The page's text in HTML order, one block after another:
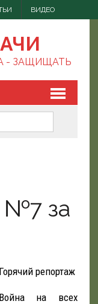
ВИДЕО
- ЗАЩИЩАТЬ
№7 за
Горячий репортаж
Война на всех